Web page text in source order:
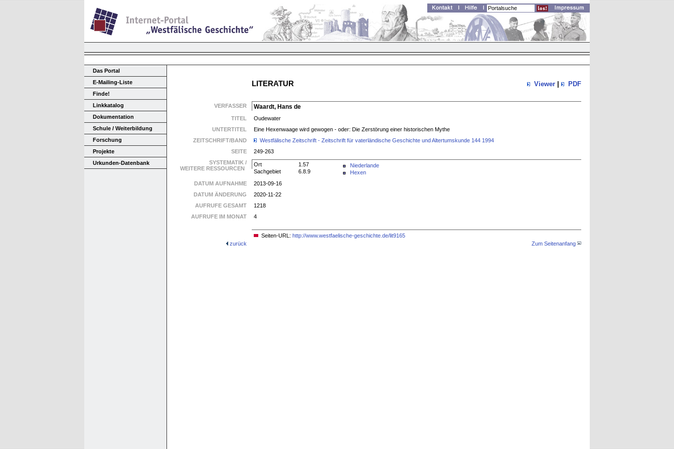
Das Portal
E-Mailing-Liste
Finde!
Linkkatalog
Dokumentation
Schule / Weiterbildung
Forschung
Projekte
Urkunden-Datenbank
LITERATUR Viewer PDF
VERFASSER Waardt, Hans de
TITEL
Oudewater
UNTERTITEL
Eine Hexenwaage wird gewogen - oder: Die Zerstörung einer historischen Mythe
ZEITSCHRIFT/BAND
Westfälische Zeitschrift - Zeitschrift für vaterländische Geschichte und Altertumskunde 144 1994
SEITE
249-263
SYSTEMATIK /
WEITERE RESSOURCEN
Ort 1.57
Niederlande
Sachgebiet
6.8.9
Hexen
DATUM AUFNAHME
2013-09-16
DATUM ÄNDERUNG
2020-11-22
AUFRUFE GESAMT
1218
AUFRUFE IM MONAT
4
Seiten-URL: http://www.westfaelische-geschichte.de/lit9165
zurück
Zum Seitenanfang